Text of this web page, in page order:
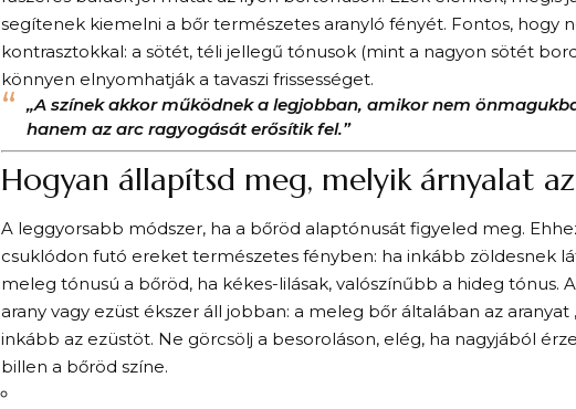
segítenek kiemelni a bőr természetes aranyló fényét. Fontos, hogy
kontrasztokkal: a sötét, téli jellegű tónusok (mint a nagyon sötét
könnyen elnyomhatják a tavaszi frissességet.
„A színek akkor működnek a legjobban, amikor nem
hanem az arc ragyogását erősítik fel.”
Hogyan állapítsd meg, melyik árnyalat
A leggyorsabb módszer, ha a bőröd alaptónusát figyeled meg.
csuklódon futó ereket természetes fényben: ha inkább zöldesnek
meleg tónusú a bőröd, ha kékes-lilásak, valószínűbb a hideg tónus.
arany vagy ezüst ékszer áll jobban: a meleg bőr általában az aranyat
inkább az ezüstöt. Ne görcsölj a besoroláson, elég, ha nagyjából
billen a bőröd színe.